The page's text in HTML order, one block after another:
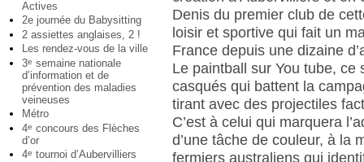
Actives
2e journée du Babysitting
2 assiettes anglaises, 2 !
Les rendez-vous de la ville
3e semaine nationale
d’information et de
prévention des maladies
veineuses
Métro
4e concours des Flèches
d’or
4e tournoi d’Aubervilliers
Denis du premier club de
loisir et sportive qui fait un
France depuis une dizaine
Le paintball sur You tube, ce
casqués qui battent la
tirant avec des projectiles
C’est à celui qui marquera
d’une tâche de couleur, à la
fermiers australiens qui